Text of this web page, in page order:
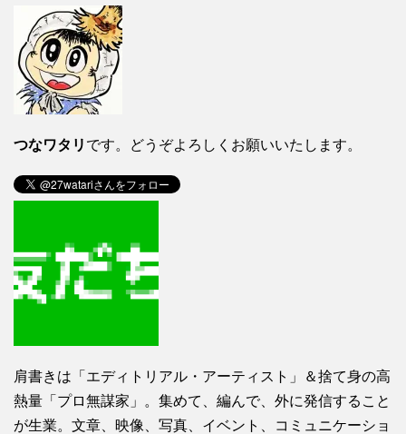
つなワタリ です。どうぞよろしくお願いいたします。
肩書きは「エディトリアル・アーティスト」＆捨て身の高
熱量「プロ無謀家」。集めて、編んで、外に発信すること
が生業。文章、映像、写真、イベント、コミュニケーショ